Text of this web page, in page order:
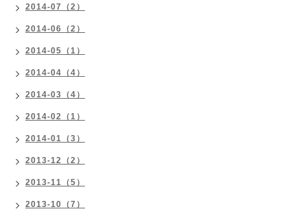
2014-07（2）
2014-06（2）
2014-05（1）
2014-04（4）
2014-03（4）
2014-02（1）
2014-01（3）
2013-12（2）
2013-11（5）
2013-10（7）